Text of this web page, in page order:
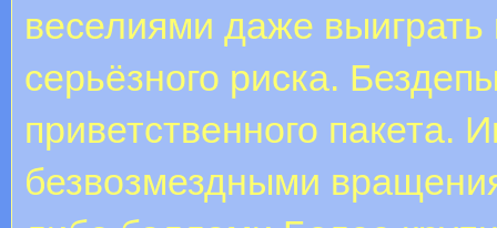
веселиями даже
серьёзного риска.
приветственного пакета.
безвозмездными